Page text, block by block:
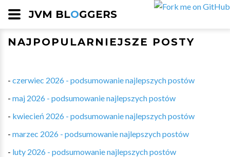
JVM BLOGGERS
NAJPOPULARNIEJSZE POSTY
- czerwiec 2026 - podsumowanie najlepszych postów
- maj 2026 - podsumowanie najlepszych postów
- kwiecień 2026 - podsumowanie najlepszych postów
- marzec 2026 - podsumowanie najlepszych postów
- luty 2026 - podsumowanie najlepszych postów